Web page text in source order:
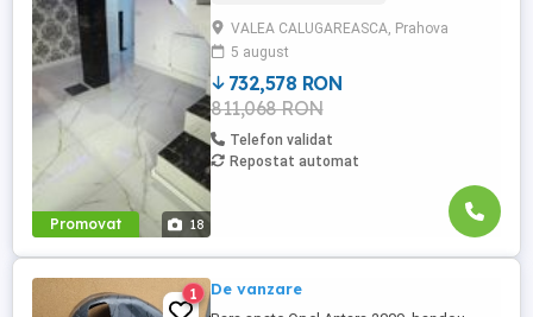
Promovat 18
de 420 mp, si o suprafata utila 140 mp,
totul la doar 140000 euro, negociabil.
Telefon 072646128 ...
VALEA CALUGAREASCA, Prahova
5 august
732,578 RON
811,068 RON
Telefon validat
Repostat automat
1 De vanzare